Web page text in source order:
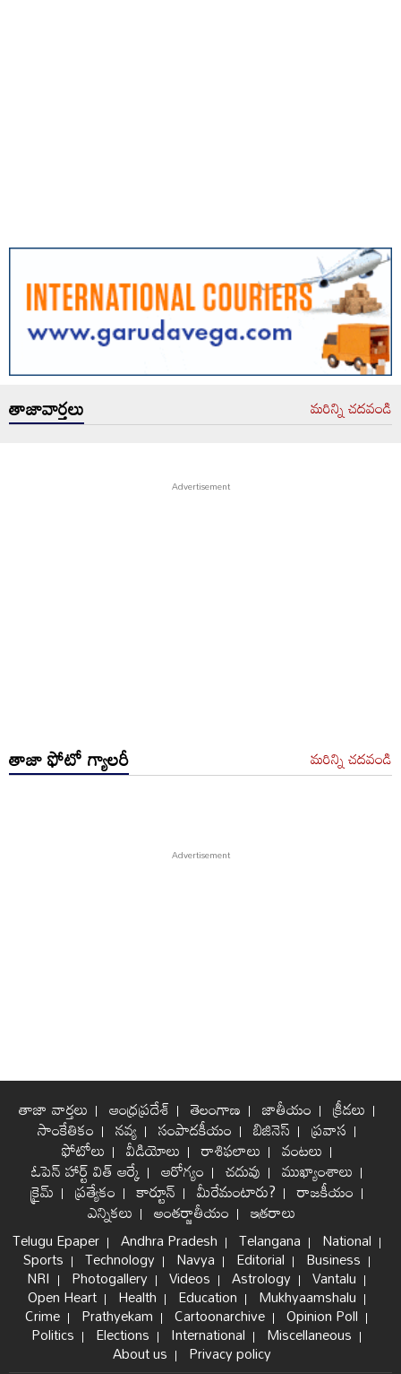
తాజావార్తలు మరిన్ని చదవండి
తాజా ఫోటో గ్యాలరీ మరిన్ని చదవండి
తాజా వార్తలు ఆంధ్రప్రదేశ్ తెలంగాణ జాతీయం క్రీడలు
సాంకేతికం నవ్య సంపాదకీయం బిజినెస్ ప్రవాస
ఫోటోలు వీడియోలు రాశిఫలాలు వంటలు
ఓపెన్ హార్ట్ విత్ ఆర్కే ఆరోగ్యం చదువు ముఖ్యాంశాలు
క్రైమ్ ప్రత్యేకం కార్టూన్ మీరేమంటారు? రాజకీయం
ఎన్నికలు అంతర్జాతీయం ఇతరాలు
Telugu Epaper Andhra Pradesh Telangana National
Sports Technology Navya Editorial Business
NRI Photogallery Videos Astrology Vantalu
Open Heart Health Education Mukhyaamshalu
Crime Prathyekam Cartoonarchive Opinion Poll
Politics Elections International Miscellaneous
About us Privacy policy